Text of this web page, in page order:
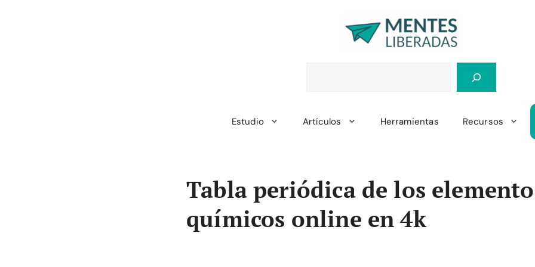
Estudio Artículos Herramientas Recursos
Tabla periódica de los
químicos online en 4k